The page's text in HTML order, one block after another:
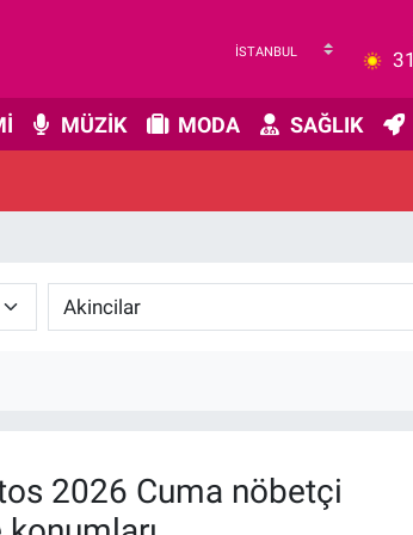
31
MÜZİK MODA SAĞLIK
2026 Cuma nöbetçi